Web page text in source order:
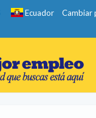
Ecuador Cambiar